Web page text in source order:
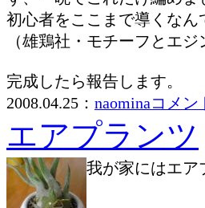
初心者をここまで導くな
（雄鶏社・モチーフとエジ
完成したら報告します。
2008.04.25： naominaコメン
エアプランツ
我が家にはエア